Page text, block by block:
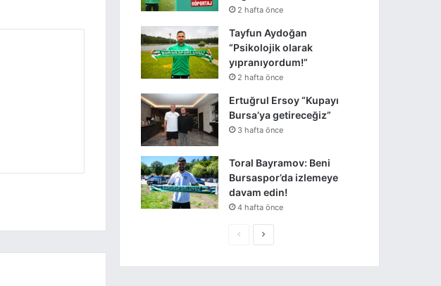
2 hafta önce
Tayfun Aydoğan
“Psikolojik olarak
yıpranıyordum!”
2 hafta önce
Ertuğrul Ersoy “Kupayı
Bursa’ya getireceğiz”
3 hafta önce
Toral Bayramov: Beni
Bursaspor’da izlemeye
davam edin!
4 hafta önce
ÖncekiSonraki